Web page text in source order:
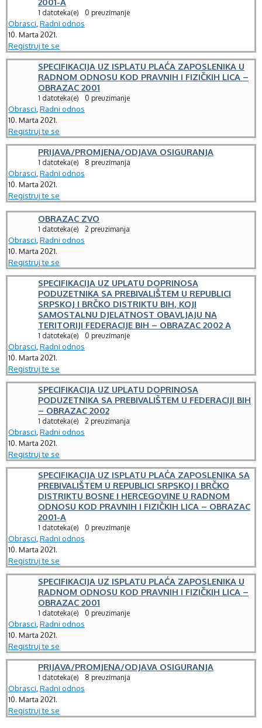
1 datoteka(e) 0 preuzimanje
Obrasci Radni odnos
10. Marta 2021.
Registruj te se
SPECIFIKACIJA UZ ISPLATU PLAĆA ZAPOSLENIKA U
RADNOM ODNOSU KOD PRAVNIH I FIZIČKIH LICA –
OBRAZAC 2001
1 datoteka(e) 0 preuzimanje
Obrasci Radni odnos
10. Marta 2021.
Registruj te se
PRIJAVA/PROMJENA/ODJAVA OSIGURANJA
1 datoteka(e) 8 preuzimanja
Obrasci Radni odnos
10. Marta 2021.
Registruj te se
OBRAZAC ZVO
1 datoteka(e) 2 preuzimanja
Obrasci Radni odnos
10. Marta 2021.
Registruj te se
SPECIFIKACIJA UZ UPLATU DOPRINOSA
PODUZETNIKA SA PREBIVALIŠTEM U REPUBLICI
SRPSKOJ I BRČKO DISTRIKTU BIH, KOJI
SAMOSTALNU DJELATNOST OBAVLJAJU NA
TERITORIJI FEDERACIJE BIH – OBRAZAC 2002 A
1 datoteka(e) 0 preuzimanje
Obrasci Radni odnos
10. Marta 2021.
Registruj te se
SPECIFIKACIJA UZ UPLATU DOPRINOSA
PODUZETNIKA SA PREBIVALIŠTEM U FEDERACIJI BIH
– OBRAZAC 2002
1 datoteka(e) 2 preuzimanja
Obrasci Radni odnos
10. Marta 2021.
Registruj te se
SPECIFIKACIJA UZ ISPLATU PLAĆA ZAPOSLENIKA SA
PREBIVALIŠTEM U REPUBLICI SRPSKOJ I BRČKO
DISTRIKTU BOSNE I HERCEGOVINE U RADNOM
ODNOSU KOD PRAVNIH I FIZIČKIH LICA – OBRAZAC
2001-A
1 datoteka(e) 0 preuzimanje
Obrasci Radni odnos
10. Marta 2021.
Registruj te se
SPECIFIKACIJA UZ ISPLATU PLAĆA ZAPOSLENIKA U
RADNOM ODNOSU KOD PRAVNIH I FIZIČKIH LICA –
OBRAZAC 2001
1 datoteka(e) 0 preuzimanje
Obrasci Radni odnos
10. Marta 2021.
Registruj te se
PRIJAVA/PROMJENA/ODJAVA OSIGURANJA
1 datoteka(e) 8 preuzimanja
Obrasci Radni odnos
10. Marta 2021.
Registruj te se